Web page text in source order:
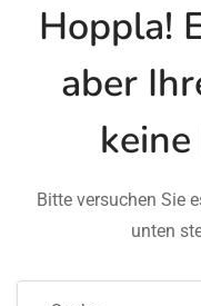
Hoppla!
aber
Bitte versuchen Sie
unten